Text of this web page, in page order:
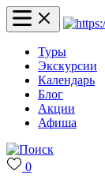
Туры
Экскурсии
Календарь
Блог
Акции
Афиша
0